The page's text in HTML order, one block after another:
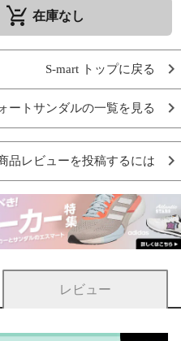
remove_shopping_cart 在庫なし
S-mart トップに戻る
ートサンダルの一覧を見る
品レビューを投稿するには
レビュー